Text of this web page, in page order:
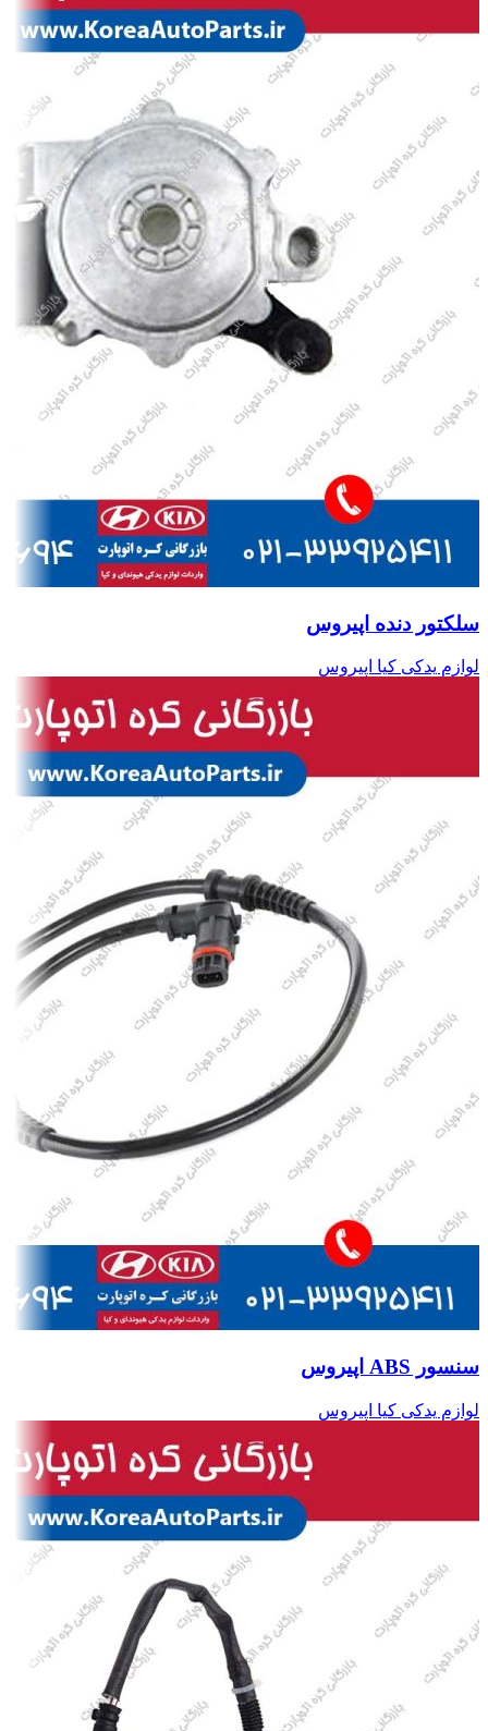
سلکتور دنده اپیروس
لوازم یدکی کیا اپیروس
سنسور ABS اپیروس
لوازم یدکی کیا اپیروس